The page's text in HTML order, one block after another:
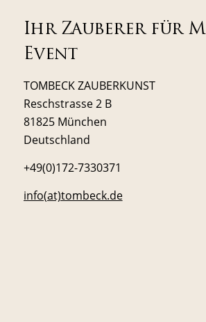
Ihr Zauberer für
Event
TOMBECK ZAUBERKUNST
Reschstrasse 2 B
81825 München
Deutschland
+49(0)172-7330371
info(at)tombeck.de